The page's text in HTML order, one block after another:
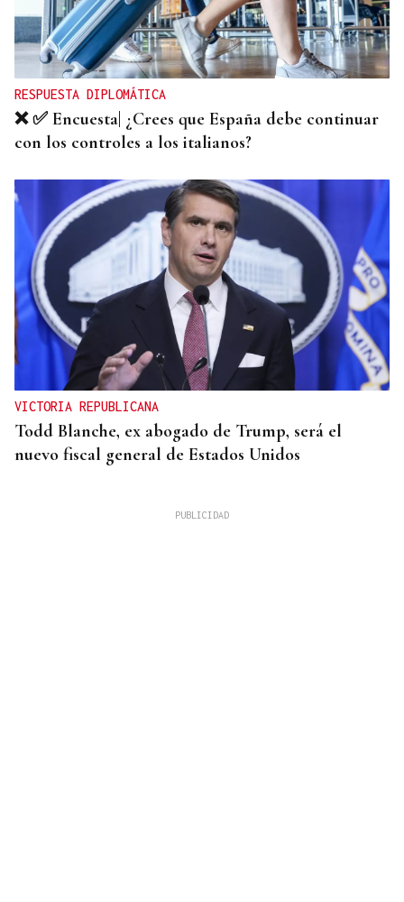
RESPUESTA DIPLOMÁTICA
❌ ✅ Encuesta| ¿Crees que España debe continuar
con los controles a los italianos?
VICTORIA REPUBLICANA
Todd Blanche, ex abogado de Trump, será el
nuevo fiscal general de Estados Unidos